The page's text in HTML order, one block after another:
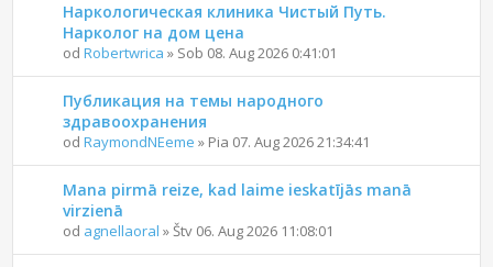
Наркологическая клиника Чистый Путь.
Нарколог на дом цена
odRobertwrica » Sob 08. Aug 2026 0:41:01
Публикация на темы народного
здравоохранения
odRaymondNEeme » Pia 07. Aug 2026 21:34:41
Mana pirmā reize, kad laime ieskatījās manā
virzienā
od agnellaoral » Štv 06. Aug 2026 11:08:01